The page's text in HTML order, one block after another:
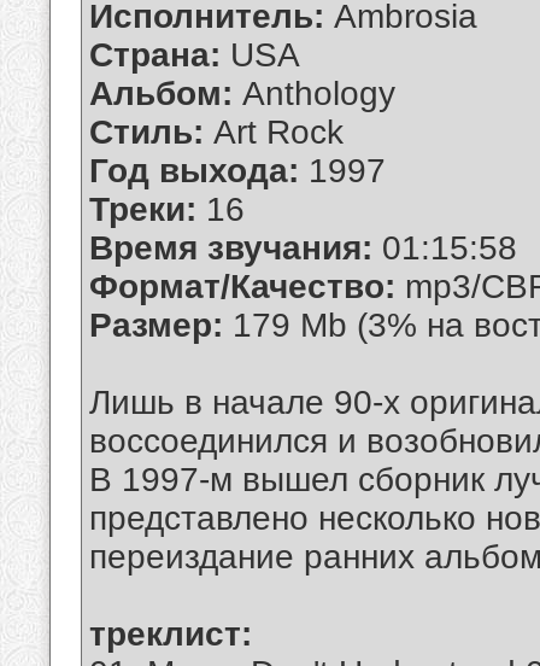
Исполнитель: Ambrosia
Страна: USA
Альбом: Anthology
Стиль: Art Rock
Год выхода: 1997
Треки: 16
Время звучания: 01:15:58
Формат/Качество: mp3/
Размер: 179 Mb (3% на
Лишь в начале 90-х
воссоединился и
В 1997-м вышел сборник
представлено несколько
переиздание ранних
треклист: